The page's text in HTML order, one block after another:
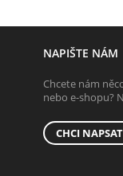
NAPIŠTE NÁM
Chcete nám
nebo e-shopu?
CHCI